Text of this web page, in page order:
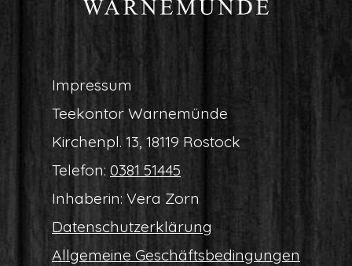
Impres­sum
Tee­kon­tor Warnemünde
Kir­chen­pl. 13, 18119 Rostock
Tele­fon: 0381 51445
Inha­be­rin: Vera Zorn
Daten­schutz­er­klä­rung
All­ge­mei­ne Geschäftsbedingungen